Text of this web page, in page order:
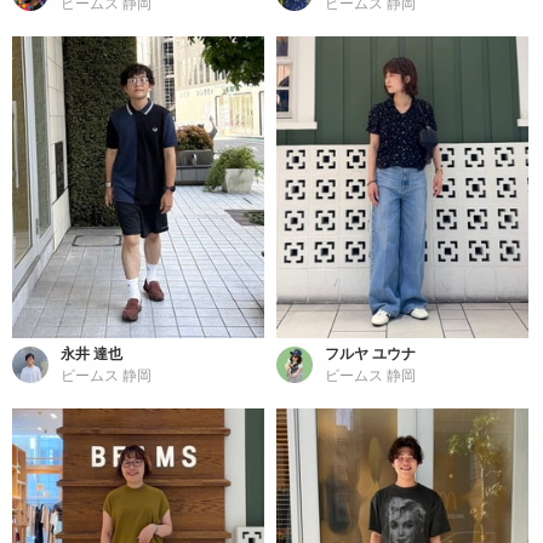
永井 達也
ビームス 静岡
フルヤ ユウナ
ビームス 静岡